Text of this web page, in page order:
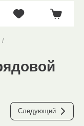
/
Следующий